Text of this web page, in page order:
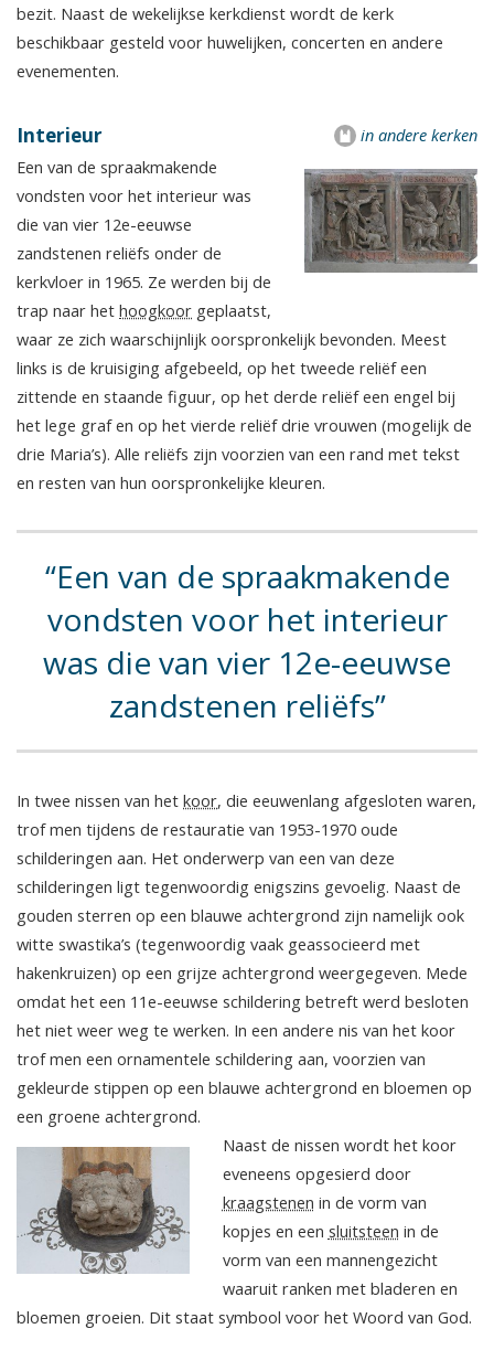
bezit. Naast de wekelijkse kerkdienst wordt de kerk
beschikbaar gesteld voor huwelijken, concerten en andere
evenementen.
in andere kerken
Interieur
Een van de spraakmakende
vondsten voor het interieur was
die van vier 12e-eeuwse
zandstenen reliëfs onder de
kerkvloer in 1965. Ze werden bij de
trap naar het hoogkoor geplaatst,
waar ze zich waarschijnlijk oorspronkelijk bevonden. Meest
links is de kruisiging afgebeeld, op het tweede reliëf een
zittende en staande figuur, op het derde reliëf een engel bij
het lege graf en op het vierde reliëf drie vrouwen (mogelijk de
drie Maria’s). Alle reliëfs zijn voorzien van een rand met tekst
en resten van hun oorspronkelijke kleuren.
Een van de spraakmakende
vondsten voor het interieur
was die van vier 12e-eeuwse
zandstenen reliëfs
In twee nissen van het koor, die eeuwenlang afgesloten waren,
trof men tijdens de restauratie van 1953-1970 oude
schilderingen aan. Het onderwerp van een van deze
schilderingen ligt tegenwoordig enigszins gevoelig. Naast de
gouden sterren op een blauwe achtergrond zijn namelijk ook
witte swastika’s (tegenwoordig vaak geassocieerd met
hakenkruizen) op een grijze achtergrond weergegeven. Mede
omdat het een 11e-eeuwse schildering betreft werd besloten
het niet weer weg te werken. In een andere nis van het koor
trof men een ornamentele schildering aan, voorzien van
gekleurde stippen op een blauwe achtergrond en bloemen op
een groene achtergrond.
Naast de nissen wordt het koor
eveneens opgesierd door
kraagstenen in de vorm van
kopjes en een sluitsteen in de
vorm van een mannengezicht
waaruit ranken met bladeren en
bloemen groeien. Dit staat symbool voor het Woord van God.